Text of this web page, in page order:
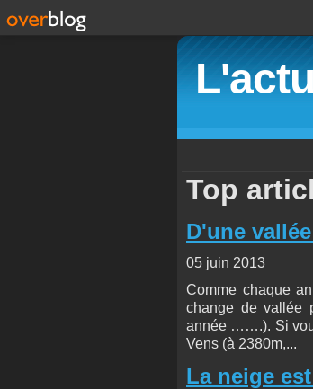
Top
D'une
05 juin 2013
Comme chaque
change de vallée
année …….). Si
Vens (à 2380m,...
La neige